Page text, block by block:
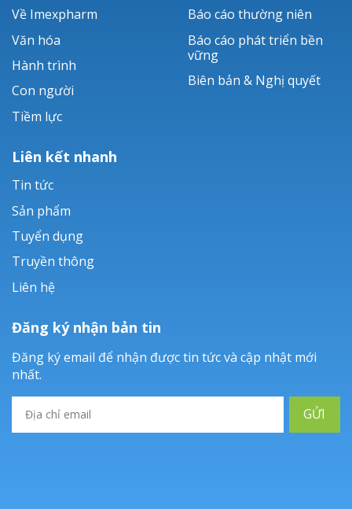
Về Imexpharm
Văn hóa
Hành trình
Con người
Tiềm lực
Báo cáo thường niên
Báo cáo phát triển bền
vững
Biên bản & Nghị quyết
Liên kết nhanh
Tin tức
Sản phẩm
Tuyển dụng
Truyền thông
Liên hệ
Đăng ký nhận bản tin
Đăng ký email để nhận được tin tức và cập nhật mới
nhất.
GỬI